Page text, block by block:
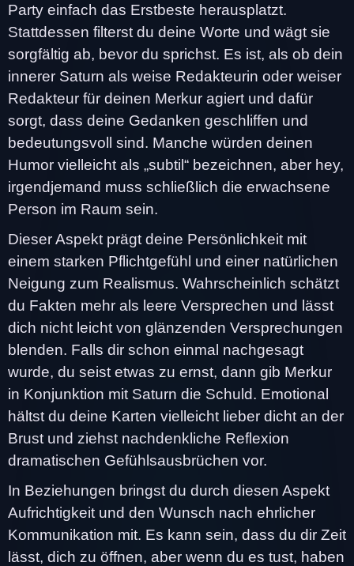
Party einfach das Erstbeste herausplatzt.
Stattdessen filterst du deine Worte und wägt sie
sorgfältig ab, bevor du sprichst. Es ist, als ob dein
innerer Saturn als weise Redakteurin oder weiser
Redakteur für deinen Merkur agiert und dafür
sorgt, dass deine Gedanken geschliffen und
bedeutungsvoll sind. Manche würden deinen
Humor vielleicht als „subtil“ bezeichnen, aber hey,
irgendjemand muss schließlich die erwachsene
Person im Raum sein.
Dieser Aspekt prägt deine Persönlichkeit mit
einem starken Pflichtgefühl und einer natürlichen
Neigung zum Realismus. Wahrscheinlich schätzt
du Fakten mehr als leere Versprechen und lässt
dich nicht leicht von glänzenden Versprechungen
blenden. Falls dir schon einmal nachgesagt
wurde, du seist etwas zu ernst, dann gib Merkur
in Konjunktion mit Saturn die Schuld. Emotional
hältst du deine Karten vielleicht lieber dicht an der
Brust und ziehst nachdenkliche Reflexion
dramatischen Gefühlsausbrüchen vor.
In Beziehungen bringst du durch diesen Aspekt
Aufrichtigkeit und den Wunsch nach ehrlicher
Kommunikation mit. Es kann sein, dass du dir Zeit
lässt, dich zu öffnen, aber wenn du es tust, haben